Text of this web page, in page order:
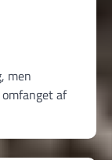
men
af